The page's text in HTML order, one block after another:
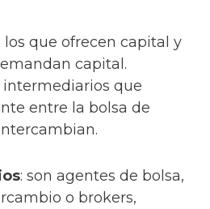
que ofrecen capital y
capital.
que
entre la bolsa de
: son agentes de bolsa,
o brokers,